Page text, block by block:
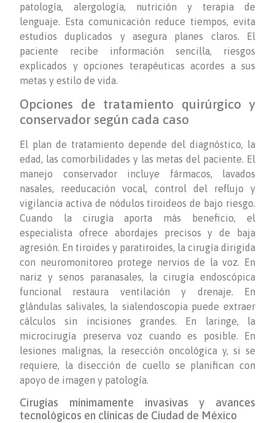
patología, alergología, nutrición y terapia de
lenguaje. Esta comunicación reduce tiempos, evita
estudios duplicados y asegura planes claros. El
paciente recibe información sencilla, riesgos
explicados y opciones terapéuticas acordes a sus
metas y estilo de vida.
Opciones de tratamiento quirúrgico y
conservador según cada caso
El plan de tratamiento depende del diagnóstico, la
edad, las comorbilidades y las metas del paciente. El
manejo conservador incluye fármacos, lavados
nasales, reeducación vocal, control del reflujo y
vigilancia activa de nódulos tiroideos de bajo riesgo.
Cuando la cirugía aporta más beneficio, el
especialista ofrece abordajes precisos y de baja
agresión. En tiroides y paratiroides, la cirugía dirigida
con neuromonitoreo protege nervios de la voz. En
nariz y senos paranasales, la cirugía endoscópica
funcional restaura ventilación y drenaje. En
glándulas salivales, la sialendoscopia puede extraer
cálculos sin incisiones grandes. En laringe, la
microcirugía preserva voz cuando es posible. En
lesiones malignas, la resección oncológica y, si se
requiere, la disección de cuello se planifican con
apoyo de imagen y patología.
Cirugías mínimamente invasivas y avances
tecnológicos en clínicas de Ciudad de México